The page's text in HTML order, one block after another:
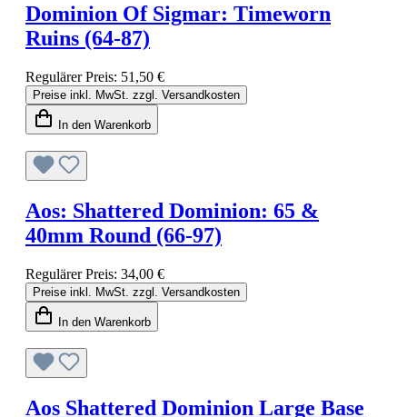
Dominion Of Sigmar: Timeworn
Ruins (64-87)
Regulärer Preis: 51,50 €
Preise inkl. MwSt. zzgl. Versandkosten
In den Warenkorb
Aos: Shattered Dominion: 65 &
40mm Round (66-97)
Regulärer Preis: 34,00 €
Preise inkl. MwSt. zzgl. Versandkosten
In den Warenkorb
Aos Shattered Dominion Large Base